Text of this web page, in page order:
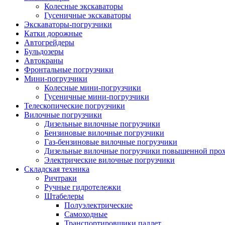
Колесные экскаваторы
Гусеничные экскаваторы
Экскаваторы-погрузчики
Катки дорожные
Автогрейдеры
Бульдозеры
Автокраны
Фронтальные погрузчики
Мини-погрузчики
Колесные мини-погрузчики
Гусеничные мини-погрузчики
Телескопические погрузчики
Вилочные погрузчики
Дизельные вилочные погрузчики
Бензиновые вилочные погрузчики
Газ-бензиновые вилочные погрузчики
Дизельные вилочные погрузчики повышенной
Электрические вилочные погрузчики
Складская техника
Ричтраки
Ручные гидротележки
Штабелеры
Полуэлектрические
Самоходные
Транспортировщики паллет